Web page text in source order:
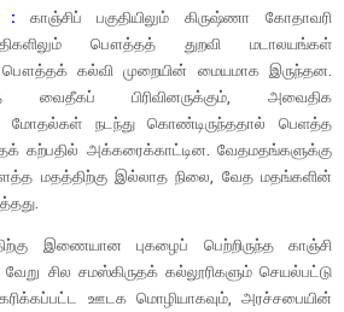
:காஞ்சிப் பகுதியிலும் கிருஷ்ணா கோதாவரி
பௌத்தத் துறவி மடாலயங்கள்
கல்வி முறையின் மையமாக இருந்தன.
வைதீகப் பிரிவினருக்கும், அவைதிக
மோதல்கள் நடந்து கொண்டிருந்ததால் பெளத்த
அக்கரைக்காட்டின. வேதமதங்களுக்கு
மதத்திற்கு இல்லாத நிலை, வேத மதங்களின்
இணையான புகழைப் பெற்றிருந்த காஞ்சி
சில சமஸ்கிருதக் கல்லூரிகளும் செயல்பட்டு
ஊடக மொழியாகவும், அரச்சபையின்